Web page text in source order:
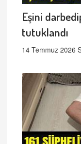
Eşini
tutuklandı
14 Temmuz 2026